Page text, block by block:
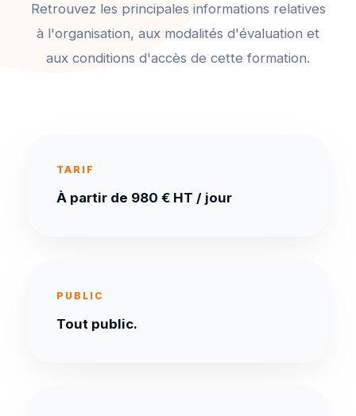
Retrouvez les principales informations relatives
à l'organisation, aux modalités d'évaluation et
aux conditions d'accès de cette formation.
TARIF
À partir de 980 € HT / jour
PUBLIC
Tout public.